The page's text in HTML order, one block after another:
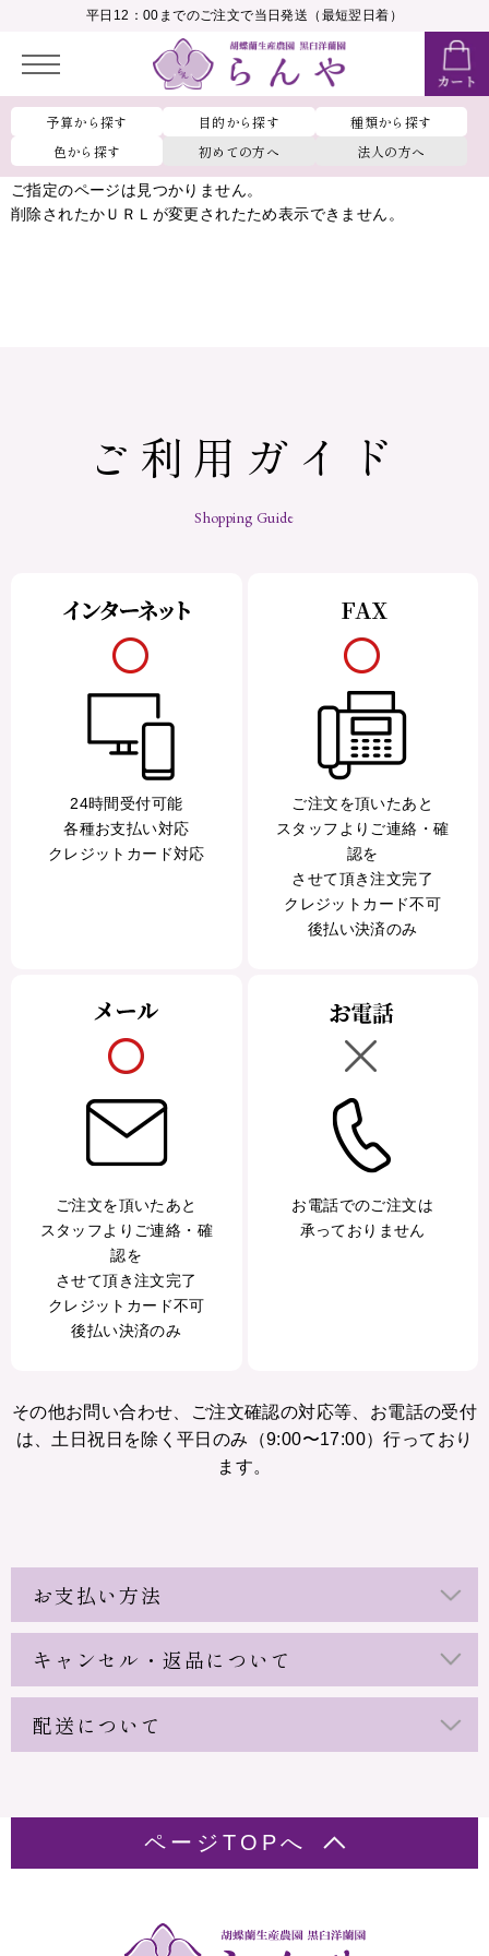
平日12：00までのご注文で当日発送（最短翌日着）
予算から探す 目的から探す
種類から探す
色から探す
初めての方へ 法人の方へ
会員ランク：__MEMBER_RANK_NAME__
ご指定のページは見つかりません。
削除されたかＵＲＬが変更されたため表示できません。
ご利用ガイド
Shopping Guide
24時間受付可能
各種お支払い対応
クレジットカード対応
ご注文を頂いたあと
スタッフよりご連絡・確
認を
させて頂き注文完了
クレジットカード不可
後払い決済のみ
ご注文を頂いたあと
スタッフよりご連絡・確
認を
させて頂き注文完了
クレジットカード不可
後払い決済のみ
お電話でのご注文は
承っておりません
その他お問い合わせ、ご注文確認の対応等、お電話の受付
は、土日祝日を除く平日のみ（9:00〜17:00）行っており
ます。
お支払い方法
キャンセル・返品について
配送について
ページTOPへ